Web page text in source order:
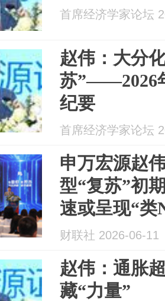
首席经济学家论坛
赵伟：大分
苏”——2026
纪要
首席经济学家论坛
申万宏源赵
型“复苏”初
速或呈现“类
财联社 2026-06-11
赵伟：通胀
藏“力量”